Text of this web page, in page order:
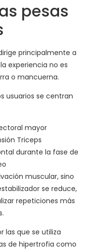
pesas
principalmente a
experiencia no es
o mancuerna.
usuarios se centran
mayor
Triceps
durante la fase de
muscular, sino
se reduce,
repeticiones más
las que se utiliza
de hipertrofia como